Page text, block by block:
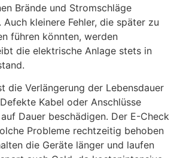
Brände und Stromschläge
kleinere Fehler, die später zu
führen könnten, werden
die elektrische Anlage stets in
die Verlängerung der Lebensdauer
Kabel oder Anschlüsse
Dauer beschädigen. Der E-Check
Probleme rechtzeitig behoben
die Geräte länger und laufen